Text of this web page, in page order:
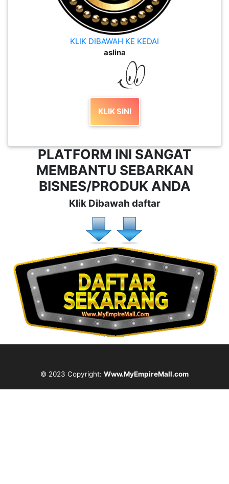
KLIK DIBAWAH KE KEDAI
aslina
KLIK SINI
PLATFORM INI SANGAT
MEMBANTU SEBARKAN
BISNES/PRODUK ANDA
Klik Dibawah daftar
© 2023 Copyright: Www.MyEmpireMall.com